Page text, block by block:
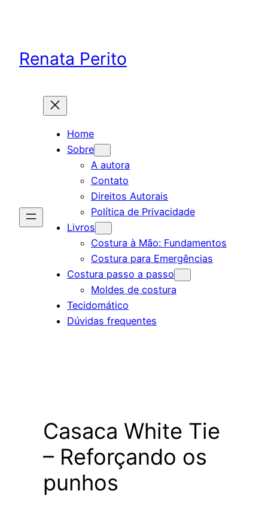
Renata Perito
Home
Sobre
A autora
Contato
Direitos Autorais
Política de Privacidade
Livros
Costura à Mão: Fundamentos
Costura para Emergências
Costura passo a passo
Moldes de costura
Tecidomático
Dúvidas frequentes
Casaca White Tie
– Reforçando os
punhos